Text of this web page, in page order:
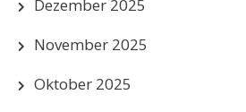
Dezember 2025
November 2025
Oktober 2025